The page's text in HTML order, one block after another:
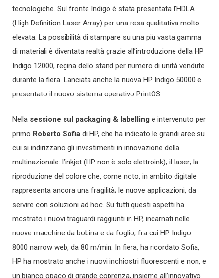
tecnologiche. Sul fronte Indigo è stata presentata l'HDLA
(High Definition Laser Array) per una resa qualitativa molto
elevata. La possibilità di stampare su una più vasta gamma
di materiali è diventata realtà grazie all’introduzione della HP
Indigo 12000, regina dello stand per numero di unità vendute
durante la fiera. Lanciata anche la nuova HP Indigo 50000 e
presentato il nuovo sistema operativo PrintOS.
Nella sessione sul packaging & labelling è intervenuto per
primo Roberto Sofia di HP, che ha indicato le grandi aree su
cui si indirizzano gli investimenti in innovazione della
multinazionale: l’inkjet (HP non è solo elettroink); il laser; la
riproduzione del colore che, come noto, in ambito digitale
rappresenta ancora una fragilità; le nuove applicazioni, da
servire con soluzioni ad hoc. Su tutti questi aspetti ha
mostrato i nuovi traguardi raggiunti in HP, incarnati nelle
nuove macchine da bobina e da foglio, fra cui HP Indigo
8000 narrow web, da 80 m/min. In fiera, ha ricordato Sofia,
HP ha mostrato anche i nuovi inchiostri fluorescenti e non, e
un bianco opaco di grande coprenza, insieme all’innovativo